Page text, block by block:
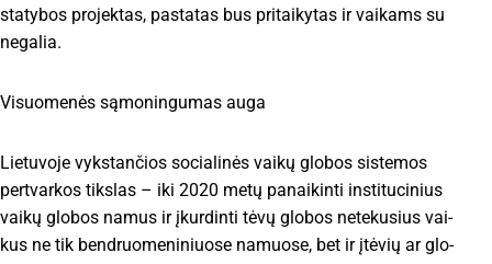
sta­ty­bos pro­jek­tas, pa­sta­tas bus pri­tai­ky­tas ir vai­kams su
ne­ga­lia.
Vi­suo­me­nės są­mo­nin­gu­mas au­ga
Lie­tu­vo­je vyks­tan­čios so­cia­li­nės vai­kų glo­bos sis­te­mos
per­tvar­kos tiks­las – iki 2020 me­tų pa­nai­kin­ti ins­ti­tu­ci­nius
vai­kų glo­bos na­mus ir įkur­din­ti tė­vų glo­bos ne­te­ku­sius vai­
kus ne tik ben­druo­me­ni­niuo­se na­muo­se, bet ir įtė­vių ar glo­